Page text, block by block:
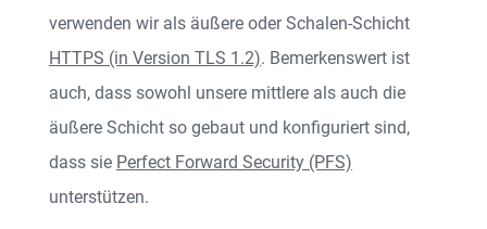
verwenden wir als äußere oder Schalen-Schicht
HTTPS (in Version TLS 1.2). Bemerkenswert ist
auch, dass sowohl unsere mittlere als auch die
äußere Schicht so gebaut und konfiguriert sind,
dass sie Perfect Forward Security (PFS)
unterstützen.